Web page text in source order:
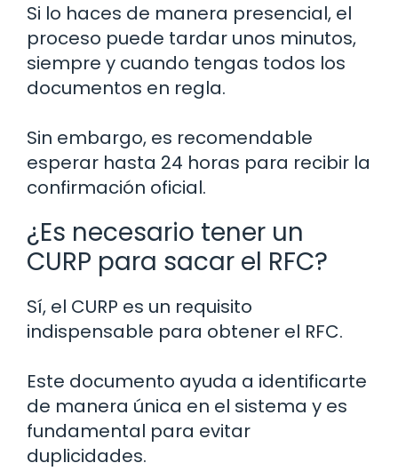
Si lo haces de manera presencial, el
proceso puede tardar unos minutos,
siempre y cuando tengas todos los
documentos en regla.
Sin embargo, es recomendable
esperar hasta 24 horas para recibir la
confirmación oficial.
¿Es necesario tener un
CURP para sacar el RFC?
Sí, el CURP es un requisito
indispensable para obtener el RFC.
Este documento ayuda a identificarte
de manera única en el sistema y es
fundamental para evitar
duplicidades.